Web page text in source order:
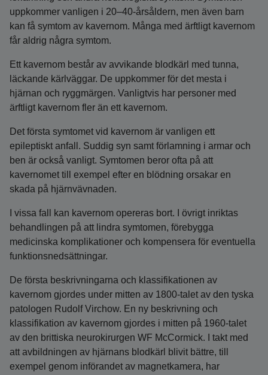
uppkommer vanligen i 20–40-årsåldern, men även barn
kan få symtom av kavernom. Många med ärftligt kavernom
får aldrig några symtom.
Ett kavernom består av avvikande blodkärl med tunna,
läckande kärlväggar. De uppkommer för det mesta i
hjärnan och ryggmärgen. Vanligtvis har personer med
ärftligt kavernom fler än ett kavernom.
Det första symtomet vid kavernom är vanligen ett
epileptiskt anfall. Suddig syn samt förlamning i armar och
ben är också vanligt. Symtomen beror ofta på att
kavernomet till exempel efter en blödning orsakar en
skada på hjärnvävnaden.
I vissa fall kan kavernom opereras bort. I övrigt inriktas
behandlingen på att lindra symtomen, förebygga
medicinska komplikationer och kompensera för eventuella
funktionsnedsättningar.
De första beskrivningarna och klassifikationen av
kavernom gjordes under mitten av 1800-talet av den tyska
patologen Rudolf Virchow. En ny beskrivning och
klassifikation av kavernom gjordes i mitten på 1960-talet
av den brittiska neurokirurgen WF McCormick. I takt med
att avbildningen av hjärnans blodkärl blivit bättre, till
exempel genom införandet av magnetkamera, har